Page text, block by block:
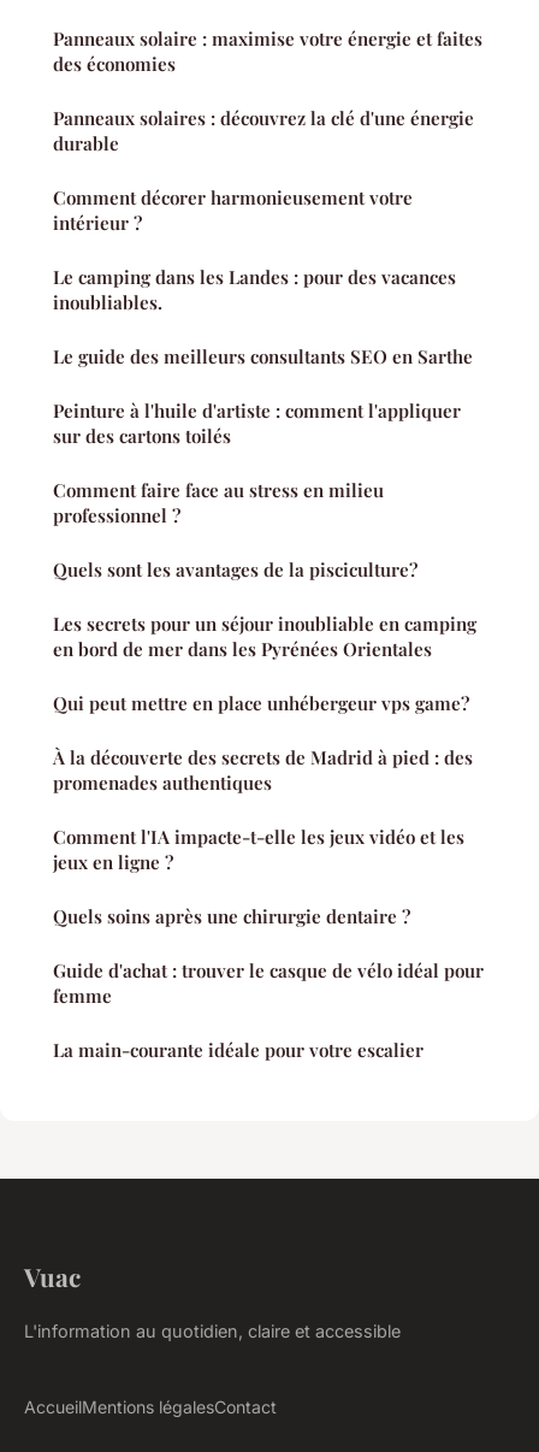
Panneaux solaire : maximise votre énergie et faites
des économies
Panneaux solaires : découvrez la clé d'une énergie
durable
Comment décorer harmonieusement votre
intérieur ?
Le camping dans les Landes : pour des vacances
inoubliables.
Le guide des meilleurs consultants SEO en Sarthe
Peinture à l'huile d'artiste : comment l'appliquer
sur des cartons toilés
Comment faire face au stress en milieu
professionnel ?
Quels sont les avantages de la pisciculture?
Les secrets pour un séjour inoubliable en camping
en bord de mer dans les Pyrénées Orientales
Qui peut mettre en place unhébergeur vps game?
À la découverte des secrets de Madrid à pied : des
promenades authentiques
Comment l'IA impacte-t-elle les jeux vidéo et les
jeux en ligne ?
Quels soins après une chirurgie dentaire ?
Guide d'achat : trouver le casque de vélo idéal pour
femme
La main-courante idéale pour votre escalier
Vuac
L'information au quotidien, claire et accessible
AccueilMentions légalesContact